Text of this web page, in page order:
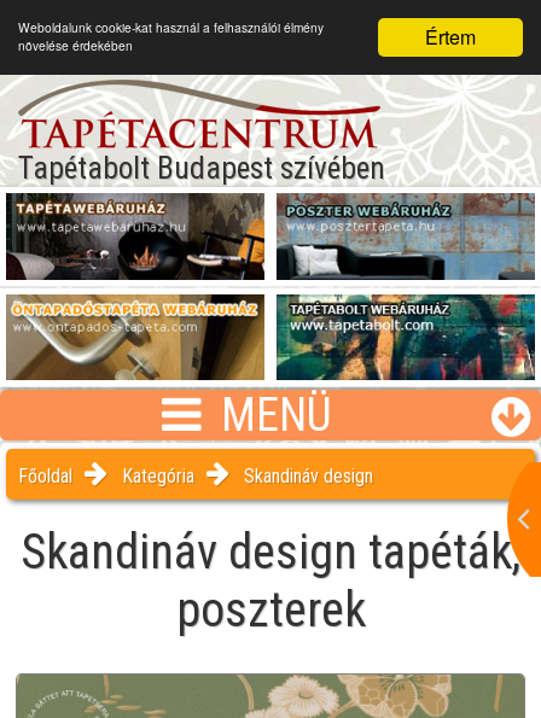
Értem
Weboldalunk cookie-kat használ a felhasználói élmény
növelése érdekében
Tapétabolt Budapest szívében
MENÜ
Főoldal Kategória Skandináv design
Skandináv design tapéták,
poszterek